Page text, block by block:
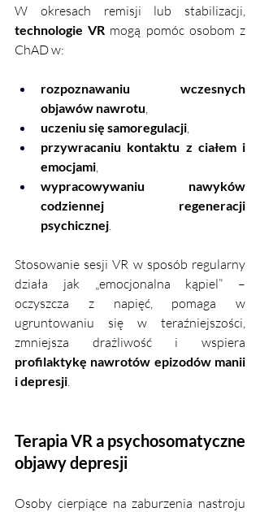
technologie VR mogą pomóc osobom z
ChAD w:
rozpoznawaniu wczesnych
objawów nawrotu
uczeniu się samoregulacji
przywracaniu kontaktu z ciałem i
emocjami
wypracowywaniu nawyków
codziennej regeneracji
psychicznej
Stosowanie sesji VR w sposób regularny
działa jak „emocjonalna kąpiel” –
oczyszcza z napięć, pomaga w
ugruntowaniu się w teraźniejszości,
profilaktykę nawrotów epizodów manii
i depresji
Terapia VR a psychosomatyczne
objawy depresji
Osoby cierpiące na zaburzenia nastroju